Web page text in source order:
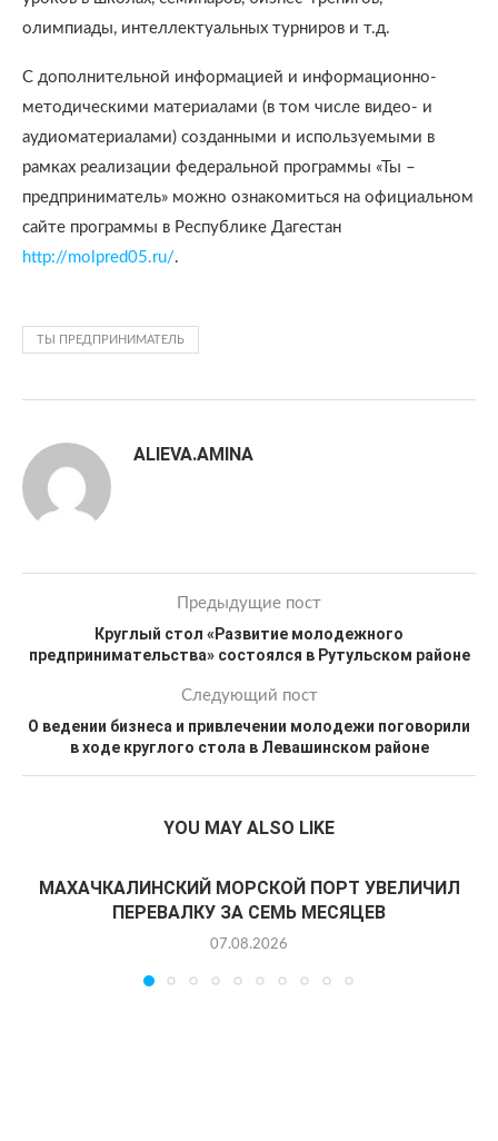
олимпиады, интеллектуальных турниров и т.д.
С дополнительной информацией и информационно-
методическими материалами (в том числе видео- и
аудиоматериалами) созданными и используемыми в
рамках реализации федеральной программы «Ты –
предприниматель» можно ознакомиться на официальном
сайте программы в Республике Дагестан
http://molpred05.ru/.
ТЫ ПРЕДПРИНИМАТЕЛЬ
ALIEVA.AMINA
Предыдущие пост
Круглый стол «Развитие молодежного
предпринимательства» состоялся в Рутульском районе
Следующий пост
О ведении бизнеса и привлечении молодежи поговорили
в ходе круглого стола в Левашинском районе
YOU MAY ALSO LIKE
МАХАЧКАЛИНСКИЙ МОРСКОЙ ПОРТ УВЕЛИЧИЛ
ПЕРЕВАЛКУ ЗА СЕМЬ МЕСЯЦЕВ
07.08.2026